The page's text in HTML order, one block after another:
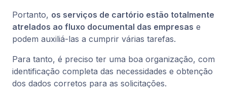
Portanto, os serviços de cartório estão totalmente
atrelados ao fluxo documental das empresas e
podem auxiliá-las a cumprir várias tarefas.
Para tanto, é preciso ter uma boa organização, com
identificação completa das necessidades e obtenção
dos dados corretos para as solicitações.